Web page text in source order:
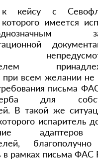
кейсу с
имеется
при всем желании
письма
для
В такой же
испаритель
в рамках письма ФАС